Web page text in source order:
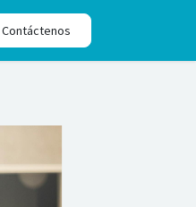
Contáctenos